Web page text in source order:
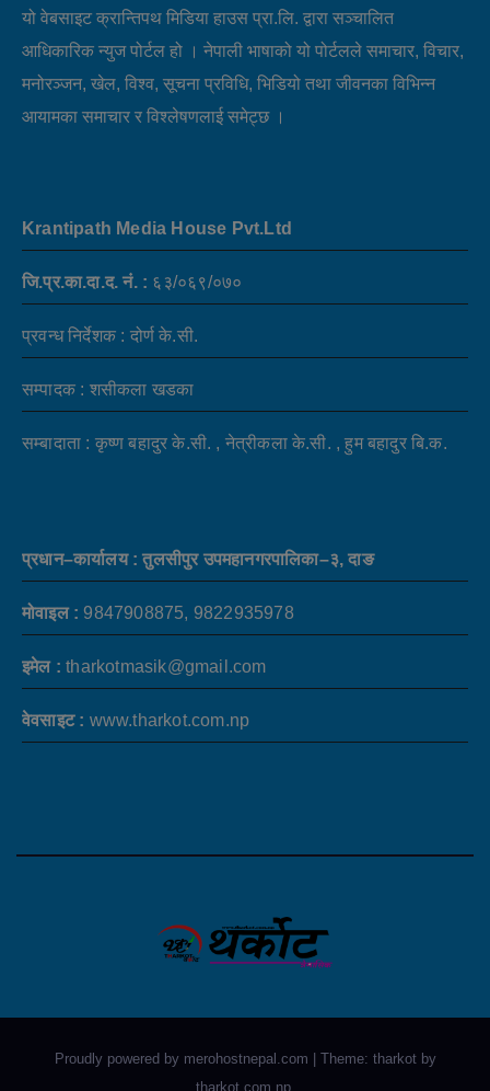
यो वेबसाइट क्रान्तिपथ मिडिया हाउस प्रा.लि. द्वारा सञ्चालित
आधिकारिक न्युज पोर्टल हो । नेपाली भाषाको यो पोर्टलले समाचार, विचार,
मनोरञ्जन, खेल, विश्व, सूचना प्रविधि, भिडियो तथा जीवनका विभिन्न
आयामका समाचार र विश्लेषणलाई समेट्छ ।
Krantipath Media House Pvt.Ltd
जि.प्र.का.दा.द. नं. : ६३/०६९/०७०
प्रवन्ध निर्देशक : दोर्ण के.सी.
सम्पादक : शसीकला खडका
सम्बादाता : कृष्ण बहादुर के.सी. , नेत्रीकला के.सी. , हुम बहादुर बि.क.
प्रधान–कार्यालय : तुलसीपुर उपमहानगरपालिका–३, दाङ
मोवाइल : 9847908875, 9822935978
इमेल :tharkotmasik@gmail.com
वेवसाइट : www.tharkot.com.np
Proudly powered by merohostnepal.com
Theme: tharkot by
tharkot.com.np.